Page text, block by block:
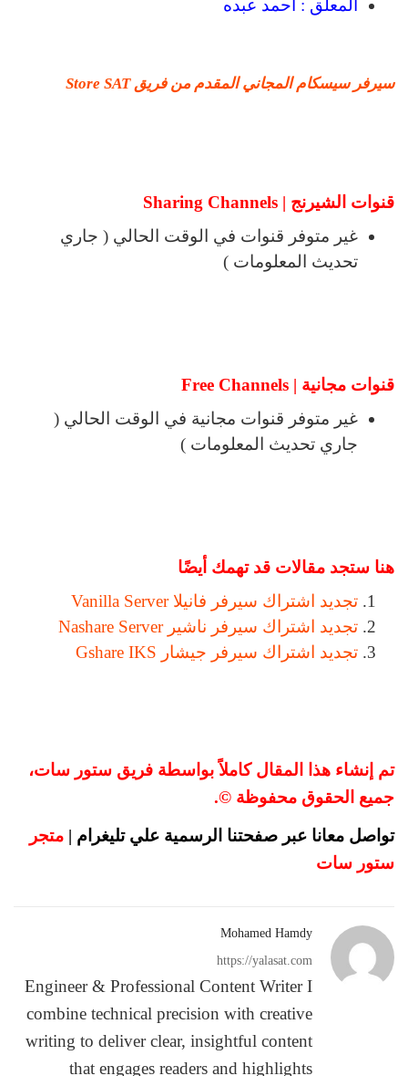
المعلق : أحمد عبده
سيرفر سيسكام المجاني المقدم من فريق Store SAT
قنوات الشيرنج | Sharing Channels
غير متوفر قنوات في الوقت الحالي ( جاري
تحديث المعلومات )
قنوات مجانية | Free Channels
غير متوفر قنوات مجانية في الوقت الحالي (
جاري تحديث المعلومات )
هنا ستجد مقالات قد تهمك أيضًا
تجديد اشتراك سيرفر فانيلا Vanilla Server
تجديد اشتراك سيرفر ناشير Nashare Server
تجديد اشتراك سيرفر جيشار Gshare IKS
تم إنشاء هذا المقال كاملاً بواسطة فريق ستور سات،
جميع الحقوق محفوظة ©.
تواصل معانا عبر صفحتنا الرسمية علي تليغرام | متجر
ستور سات
Mohamed Hamdy
https://yalasat.com
Engineer & Professional Content Writer I
combine technical precision with creative
writing to deliver clear, insightful content
that engages readers and highlights